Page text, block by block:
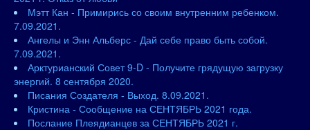
Мэтт Кан - Примирись со своим внутренним ребенком.
7.09.2021.
Ангелы и Энн Альберс - Дай себе право быть собой.
7.09.2021.
Арктурианский Совет 9-D - Получите грядущую загрузку
энергий. 8 сентября 2020.
Писания Создателя - Выход. 8.09.2021.
Кристина - Сообщение на СЕНТЯБРЬ 2021 года.
Послание Плеядианцев за СЕНТЯБРЬ 2021 г.